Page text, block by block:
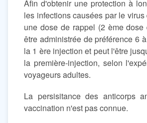
Afin d'obtenir une protection à
les infections causées par le
une dose de rappel (2 ème
être administrée de préférence 6
la 1 ère injection et peut l'être
la première-injection, selon
voyageurs adultes.
La persisitance des anticorps
vaccination n'est pas connue.